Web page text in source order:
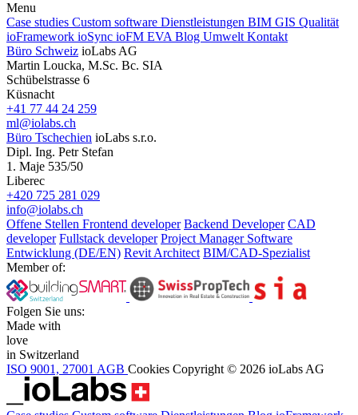
Menu
Case studies Custom software Dienstleistungen BIM GIS Qualität
ioFramework ioSync ioFM EVA Blog Umwelt Kontakt
Büro Schweiz ioLabs AG
Martin Loucka, M.Sc. Bc. SIA
Schübelstrasse 6
Küsnacht
+41 77 44 24 259
ml@iolabs.ch
Büro Tschechien ioLabs s.r.o.
Dipl. Ing. Petr Stefan
1. Maje 535/50
Liberec
+420 725 281 029
info@iolabs.ch
Offene Stellen Frontend developer Backend Developer CAD
developer Fullstack developer Project Manager Software
Entwicklung (DE/EN) Revit Architect BIM/CAD-Spezialist
Member of:
Folgen Sie uns:
Made with
love
in Switzerland
ISO 9001, 27001 AGB Cookies Copyright © 2026 ioLabs AG